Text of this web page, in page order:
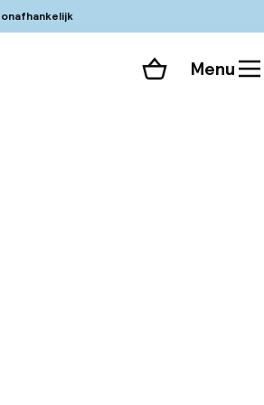
onafhankelijk
Winkelmand
Menu